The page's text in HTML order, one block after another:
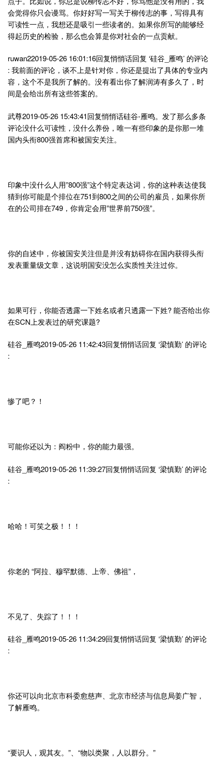
会觉得你只会谩骂。你好好写一写关于柳传志的事，写得具有
可读性一点，我想还是吸引一些读者的。如果你所写的能够经
得起历史的检验，那么也会算是你对社会的一点贡献。
ruwan22019-05-26 16:01:16回复悄悄话回复 ‘硅谷_雁鸣’ 的评论
: 我前面的评论，谈不上是针对你，你还是提出了具体的专业内
容，这个不是我所了解的。没有看出你了解润涛有多久了，时
间是会给出所有这些答案的。
武尊2019-05-26 15:43:41回复悄悄话硅谷-雁鸣。发了那么多条
评论没什么可读性，没什么养份，唯一有些印象的是你那一堆
国内头衔800强首席和被国安关注。
印象中没什么人用”800强”这个特定表达词，你的这种表达使我
猜到你可能是个排位在751到800之间的公司的雇员，如果你所
在的公司排在749，你肯定会用”世界前750强”。
你的自述中，你被国安关注但是并没有妨碍你在国内获得头衔
发表重量级文章，这说明国安没怎么实质性关注过你。
如果可行，你能否透露一下姓名或者只透露一下姓? 能否给出你
在SCN上发表过的研究课题?
硅谷_雁鸣2019-05-26 11:42:43回复悄悄话回复 ‘梁慎勤’ 的评论
:
惨了吧？！
可能你还以为：阎粉中，你的能力最强。
硅谷_雁鸣2019-05-26 11:39:27回复悄悄话回复 ‘梁慎勤’ 的评论
:
哈哈！可笑之极！！！
你老的 “阿拉、穆罕默德、上帝、佛祖”，
不见了、失踪了！！！
硅谷_雁鸣2019-05-26 11:34:29回复悄悄话回复 ‘梁慎勤’ 的评论
:
你还可以向北京市科委愈慈声、北京市经济与信息局姜广智，
了解雁鸣。
“要识人，观其友。”、“物以类聚，人以群分。”